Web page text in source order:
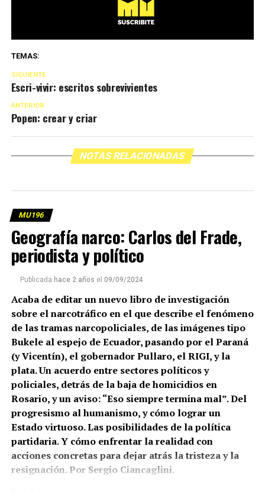
TEMAS:
SIGUIENTE
Escri-vivir: escritos sobrevivientes
ANTERIOR
Popen: crear y criar
NOTAS RELACIONADAS
MU196
Geografía narco: Carlos del Frade,
periodista y político
Publicada hace 2 años el 09/09/2024
Acaba de editar un nuevo libro de investigación
sobre el narcotráfico en el que describe el fenómeno
de las tramas narcopoliciales, de las imágenes tipo
Bukele al espejo de Ecuador, pasando por el Paraná
(y Vicentín), el gobernador Pullaro, el RIGI, y la
plata. Un acuerdo entre sectores políticos y
policiales, detrás de la baja de homicidios en
Rosario, y un aviso: “Eso siempre termina mal”. Del
progresismo al humanismo, y cómo lograr un
Estado virtuoso. Las posibilidades de la política
partidaria. Y cómo enfrentar la realidad con
acciones concretas para dejar atrás la tristeza y la
resignación. Por Sergio Ciancaglini.